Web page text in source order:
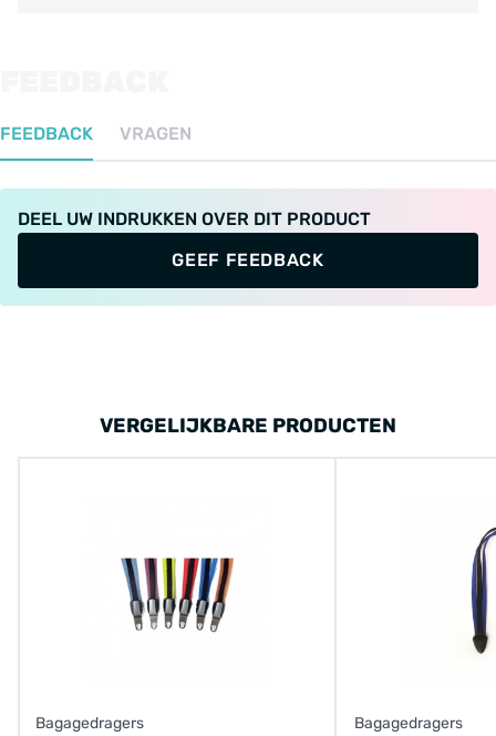
FEEDBACK VRAGEN
DEEL UW INDRUKKEN OVER DIT PRODUCT
GEEF FEEDBACK
VERGELIJKBARE PRODUCTEN
Bagagedragers Bagagedragers